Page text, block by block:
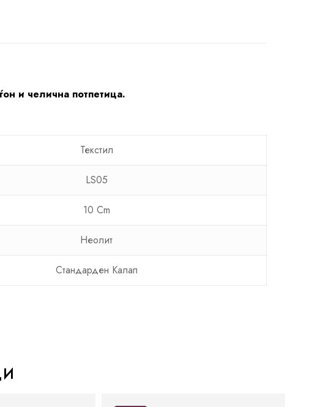
и челична потпетица.
Текстил
LS05
10 Cm
Неолит
Стандарден Калап